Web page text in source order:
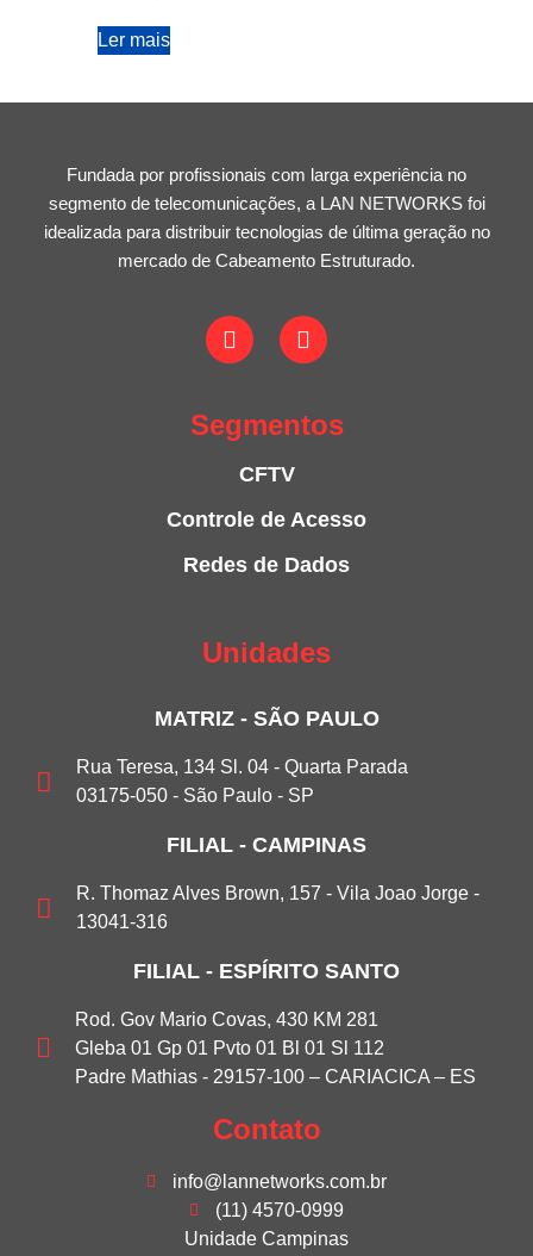
Ler mais
Fundada por profissionais com larga experiência no
segmento de telecomunicações, a LAN NETWORKS foi
idealizada para distribuir tecnologias de última geração no
mercado de Cabeamento Estruturado.
Segmentos
CFTV
Controle de Acesso
Redes de Dados
Unidades
MATRIZ - SÃO PAULO
Rua Teresa, 134 Sl. 04 - Quarta Parada
03175-050 - São Paulo - SP
FILIAL - CAMPINAS
R. Thomaz Alves Brown, 157 - Vila Joao Jorge -
13041-316
FILIAL - ESPÍRITO SANTO
Rod. Gov Mario Covas, 430 KM 281
Gleba 01 Gp 01 Pvto 01 Bl 01 Sl 112
Padre Mathias - 29157-100 – CARIACICA – ES
Contato
info@lannetworks.com.br
(11) 4570-0999
Unidade Campinas